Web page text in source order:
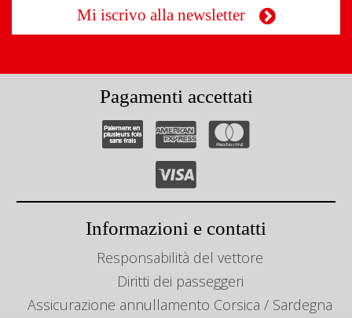
Mi iscrivo alla newsletter
Pagamenti accettati
Informazioni e contatti
Responsabilità del vettore
Diritti dei passeggeri
Assicurazione annullamento Corsica / Sardegna